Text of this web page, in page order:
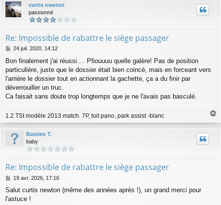
curtis newton
passionné
Re: Impossible de rabattre le siège passager
M
s
s
a
g
24 juil. 2020, 14:12
Bon finalement j'ai réussi.... Pfiouuuu quelle galère! Pas de position
particulière, juste que le dossier était bien coincé, mais en forceant vers
l'arrière le dossier tout en actionnant la gachette, ça a du finir par
déverrouiller un truc.
Ca faisait sans doute trop longtemps que je ne l'avais pas basculé.
1.2 TSI modèle 2013 match. 7P, toit pano, park assist -blanc
a
u
Bastien T.
baby
Re: Impossible de rabattre le siège passager
M
s
s
19 avr. 2026, 17:16
Salut curtis newton (même des années après !), un grand merci pour
l'astuce !